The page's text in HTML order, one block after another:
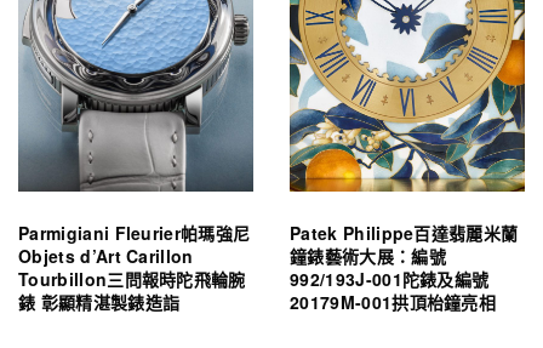
Parmigiani Fleurier帕瑪強尼
Objets d’Art Carillon
Tourbillon三問報時陀飛輪腕
錶 彰顯精湛製錶造詣
Patek Philippe百達翡麗米蘭
鐘錶藝術大展：編號
992/193J-001陀錶及編號
20179M-001拱頂枱鐘亮相